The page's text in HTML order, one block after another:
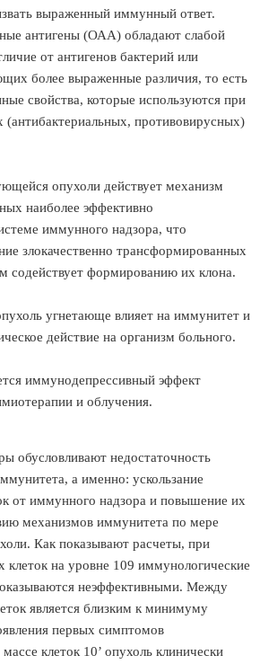
выраженный иммунный ответ.
антигены (ОАА) обладают слабой
от антигенов бактерий или
более выраженные различия, то есть
свойства, которые используются при
(антибактериальных, противовирусных)
опухоли действует механизм
наиболее эффективно
иммунного надзора, что
злокачественно трансформированных
содействует формированию их клона.
угнетающе влияет на иммунитет и
действие на организм больного.
иммунодепрессивный эффект
и облучения.
обусловливают недостаточность
а именно: ускользание
от иммунного надзора и повышение их
механизмов иммунитета по мере
Как показывают расчеты, при
клеток на уровне 109 иммунологические
неэффективными. Между
является близким к минимуму
первых симптомов
клеток 10’ опухоль клинически